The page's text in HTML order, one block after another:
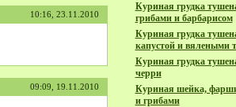
10:16, 23.11.2010
09:09, 19.11.2010
Куриная грудка
грибами и барбарисом
Куриная грудка
капустой и вялеными
Куриная грудка
черри
Куриная шейка,
и грибами